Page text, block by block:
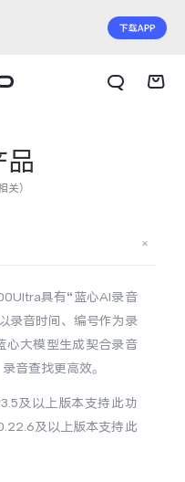
X Fold6
S60 元气版
品
关）
具有“蓝心AI录音
录音时间、编号作为录
心大模型生成契合录音
音查找更高效。
及以上版本支持此功
及以上版本支持此